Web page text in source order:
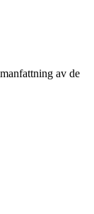
av de